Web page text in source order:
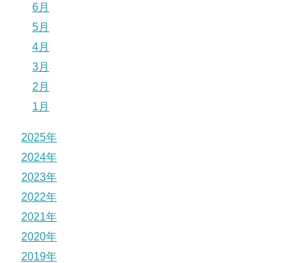
6月
5月
4月
3月
2月
1月
2025年
2024年
2023年
2022年
2021年
2020年
2019年